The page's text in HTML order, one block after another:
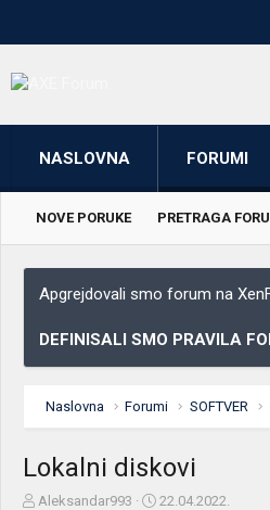
NASLOVNA FORUMI
NOVE PORUKE PRETRAGA
Apgrejdovali smo forum na
DEFINISALI SMO PRAVILA
Naslovna Forumi SOFTVER
Lokalni diskovi
Z
Aleksandar993
D
22.04.2022.